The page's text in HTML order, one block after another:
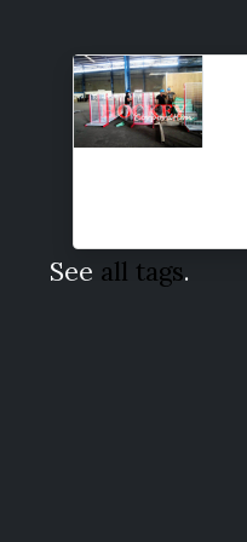
See all tags.